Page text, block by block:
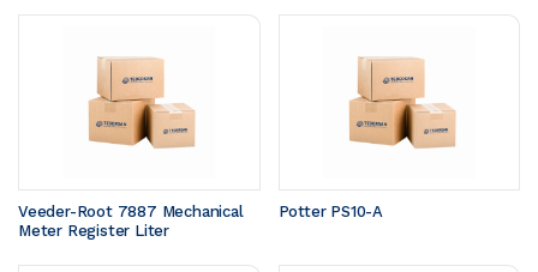
Veeder-Root 7887 Mechanical
Meter Register Liter
Potter PS10-A